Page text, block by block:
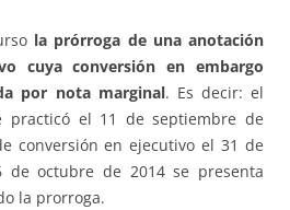
la prórroga de una anotación
cuya conversión en embargo
por nota marginal. Es decir: el
practicó el 11 de septiembre de
conversión en ejecutivo el 31 de
octubre de 2014 se presenta
la prorroga.